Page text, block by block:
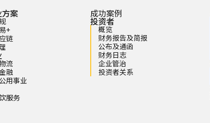
方案
+
链
流
融
用事业
服务
成功案例
投资者
概览
财务报告及简报
公布及通函
财务日志
企业管治
投资者关系